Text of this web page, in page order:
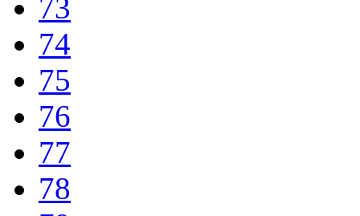
73
74
75
76
77
78